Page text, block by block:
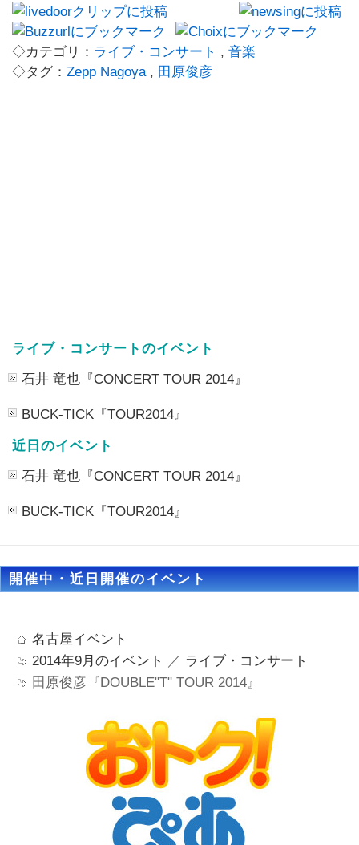
◇カテゴリ： ライブ・コンサート , 音楽
◇タグ： Zepp Nagoya, 田原俊彦
ライブ・コンサートのイベント
石井 竜也『CONCERT TOUR 2014』
BUCK-TICK『TOUR2014』
近日のイベント
石井 竜也『CONCERT TOUR 2014』
BUCK-TICK『TOUR2014』
開催中・近日開催のイベント
名古屋イベント
2014年9月のイベント
／ ライブ・コンサート
田原俊彦『DOUBLE"T" TOUR 2014』